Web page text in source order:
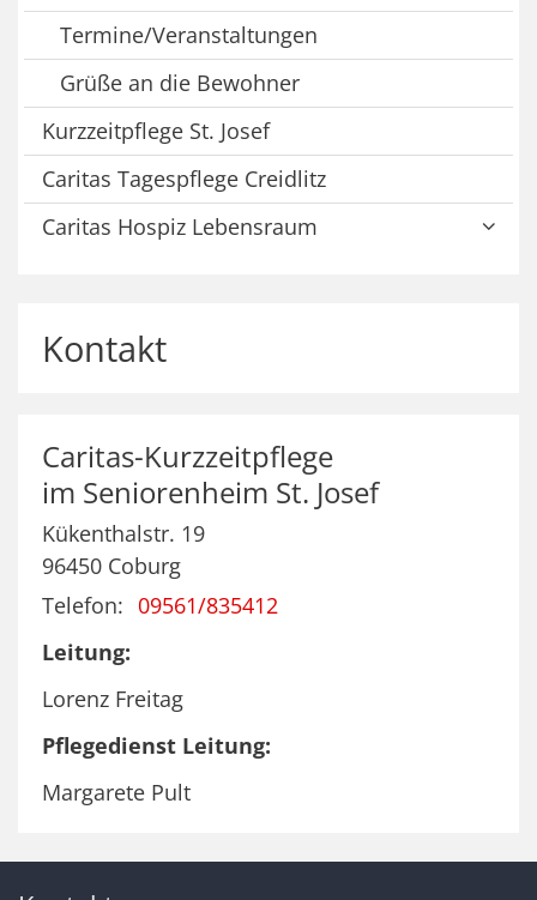
Termine/Veranstaltungen
Grüße an die Bewohner
Kurzzeitpflege St. Josef
Caritas Tagespflege Creidlitz
Caritas Hospiz Lebensraum
Kontakt
Caritas-Kurzzeitpflege
im Seniorenheim St. Josef
Kükenthalstr. 19
96450 Coburg
Telefon: 09561/835412
Leitung:
Lorenz Freitag
Pflegedienst Leitung:
Margarete Pult